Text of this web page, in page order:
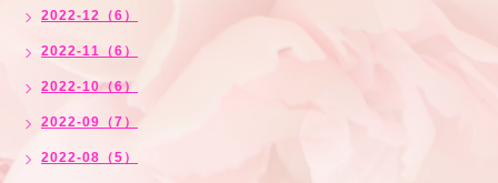
2022-12（6）
2022-11（6）
2022-10（6）
2022-09（7）
2022-08（5）